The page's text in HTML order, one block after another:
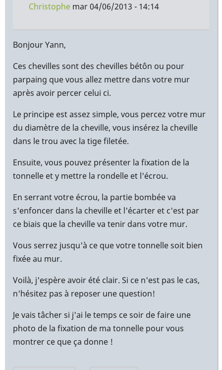
Christophe mar 04/06/2013 - 14:14
réponse
Bonjour,
par
Yann
(non
vérifié)
Bonjour Yann,
Ces chevilles sont des chevilles bétôn ou pour
parpaing que vous allez mettre dans votre mur
après avoir percer celui ci.
Le principe est assez simple, vous percez votre mur
du diamètre de la cheville, vous insérez la cheville
dans le trou avec la tige filetée.
Ensuite, vous pouvez présenter la fixation de la
tonnelle et y mettre la rondelle et l'écrou.
En serrant votre écrou, la partie bombée va
s'enfoncer dans la cheville et l'écarter et c'est par
ce biais que la cheville va tenir dans votre mur.
Vous serrez jusqu'à ce que votre tonnelle soit bien
fixée au mur.
Voilà, j'espère avoir été clair. Si ce n'est pas le cas,
n'hésitez pas à reposer une question!
Je vais tâcher si j'ai le temps ce soir de faire une
photo de la fixation de ma tonnelle pour vous
montrer ce que ça donne !